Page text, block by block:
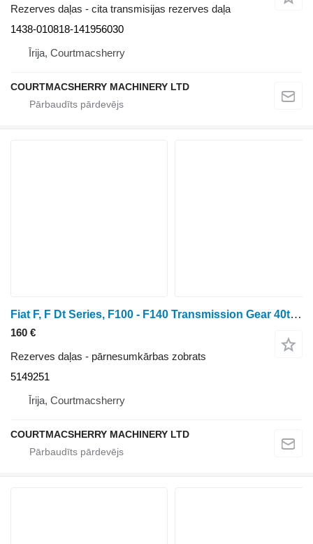
Rezerves daļas - cita transmisijas rezerves daļa
1438-010818-141956030
Īrija, Courtmacsherry
COURTMACSHERRY MACHINERY LTD
Fiat F, F Dt Series, F100 - F140 Transmission Gear 40t 5149251 pārnesumkārbas zobrats
160 €
Rezerves daļas - pārnesumkārbas zobrats
5149251
Īrija, Courtmacsherry
COURTMACSHERRY MACHINERY LTD